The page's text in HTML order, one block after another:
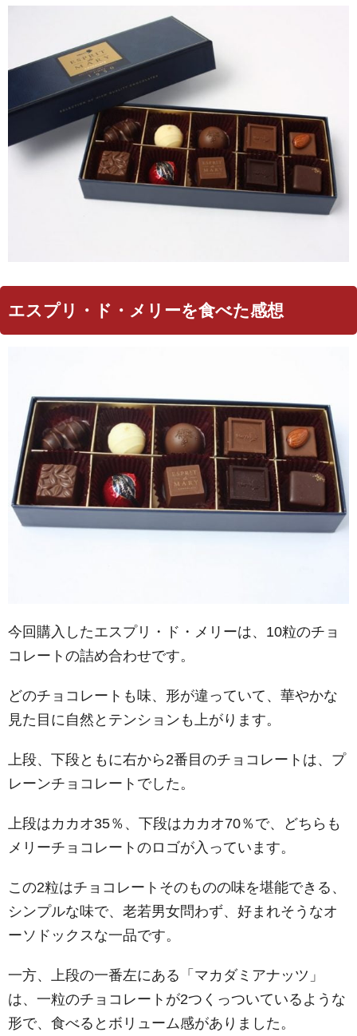
エスプリ・ド・メリーを食べた感想
今回購入したエスプリ・ド・メリーは、10粒のチョ
コレートの詰め合わせです。
どのチョコレートも味、形が違っていて、華やかな
見た目に自然とテンションも上がります。
上段、下段ともに右から2番目のチョコレートは、プ
レーンチョコレートでした。
上段はカカオ35％、下段はカカオ70％で、どちらも
メリーチョコレートのロゴが入っています。
この2粒はチョコレートそのものの味を堪能できる、
シンプルな味で、老若男女問わず、好まれそうなオ
ーソドックスな一品です。
一方、上段の一番左にある「マカダミアナッツ」
は、一粒のチョコレートが2つくっついているような
形で、食べるとボリューム感がありました。